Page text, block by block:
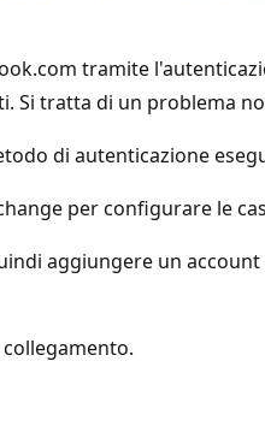
tramite
Si tratta di un problema
di autenticazione
per configurare le
aggiungere un